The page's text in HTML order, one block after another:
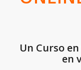
Un Curso
en